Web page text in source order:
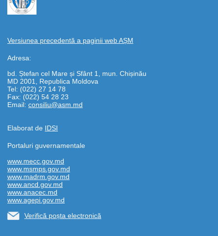
Versiunea precedentă a paginii web AȘM
Adresa:
bd. Ștefan cel Mare și Sfânt 1, mun. Chișinău
MD 2001, Republica Moldova
Tel: (022) 27 14 78
Fax: (022) 54 28 23
Email: consiliu@asm.md
Elaborat de IDSI
Portaluri guvernamentale
www.mecc.gov.md
www.msmps.gov.md
www.madrm.gov.md
www.ancd.gov.md
www.anacec.md
www.agepi.gov.md
Verifică poșta electronică